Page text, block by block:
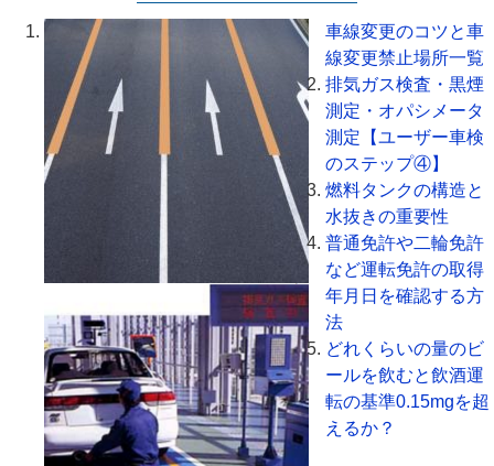
車線変更のコツと車
線変更禁止場所一覧
排気ガス検査・黒煙
測定・オパシメータ
測定【ユーザー車検
のステップ④】
燃料タンクの構造と
水抜きの重要性
普通免許や二輪免許
など運転免許の取得
年月日を確認する方
法
どれくらいの量のビ
ールを飲むと飲酒運
転の基準0.15mgを超
えるか？